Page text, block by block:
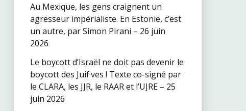
Au Mexique, les gens craignent un
agresseur impérialiste. En Estonie, c’est
un autre, par Simon Pirani – 26 juin
2026
Le boycott d’Israël ne doit pas devenir le
boycott des Juif·ves ! Texte co-signé par
le CLARA, les JJR, le RAAR et l’UJRE – 25
juin 2026